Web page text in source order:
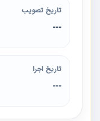
تاریخ تصویب
---
تاریخ اجرا
---